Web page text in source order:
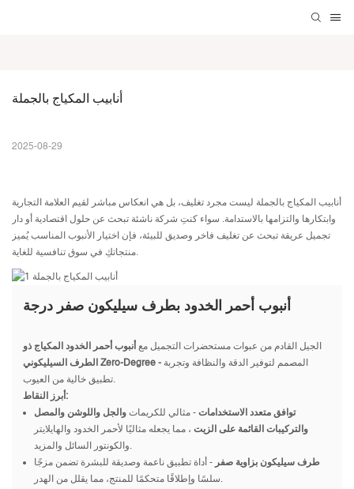
أنابيب المكياج بالجملة
2025-08-29
أنابيب المكياج بالجملة ليست مجرد تغليف، بل هي انعكاس مباشر لقيم العلامة التجارية
وابتكارها والتزامها بالاستدامة. سواء كنتِ شركة ناشئة تبحث عن حلول اقتصادية أو دار
تجميل عريقة تبحث عن تغليف فاخر وصديق للبيئة، فإن اختيار الأنبوب المناسب يُميز
منتجاتكِ في سوق تنافسية للغاية.
أنبوب أحمر الخدود بطرف سيليكون صفر درجة
الجيل القادم من عبوات مستحضرات التجميل مع أنبوب أحمر الخدود المكياج ذو
الطرف السيليكوني Zero-Degree -
تطبيق خالية من العيوب.
أبرز النقاط:
توافق متعدد الاستخدامات- مثالي للكريمات والجل واللوشن والمصل
والتركيبات القائمة على الزيت، مما يجعله مثاليًا لأحمر الخدود والهايلايتر
والكونتور السائل والمزيد.
طرف سيليكون بزاوية صفر - أداة تطبيق ناعمة وصديقة للبشرة تضمن مزجًا
سلسًا وإطلاقًا متحكمًا للمنتج، مما يقلل من الهدر.